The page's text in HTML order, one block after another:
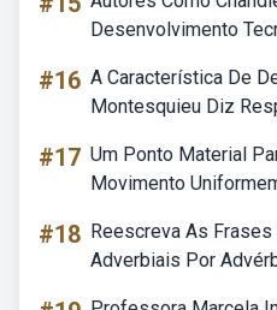
Desenvolvimento
#16 A Característica De
Montesquieu Diz
#17 Um Ponto Material
Movimento
#18 Reescreva As
Adverbiais Por